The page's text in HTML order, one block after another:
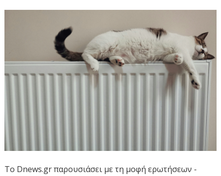
Το Dnews.gr παρουσιάσει με τη μοφή ερωτήσεων -